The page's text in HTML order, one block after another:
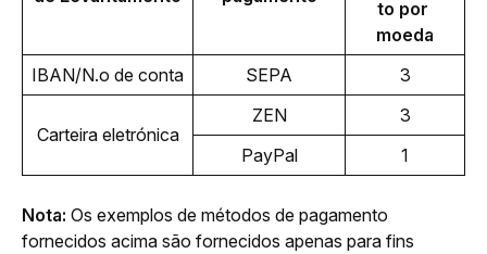
to por
moeda
IBAN/N.o de conta
SEPA 3
Carteira eletrónica
ZEN
3
PayPal
1
Nota: Os exemplos de métodos de pagamento
fornecidos acima são fornecidos apenas para fins